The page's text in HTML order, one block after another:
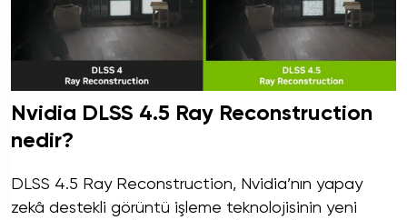
Nvidia DLSS 4.5 Ray Reconstruction
nedir?
DLSS 4.5 Ray Reconstruction, Nvidia’nın yapay
zekâ destekli görüntü işleme teknolojisinin yeni